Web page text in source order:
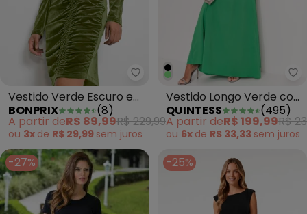
bonprix - Vestido Verde Escuro
Vestido Verde Escuro em
Malha Plush
BONPRIX (8)
A partir deR$ 89,99R$ 229,99
ou 3x de R$ 29,99 sem juros
Vestido Longo Verde com
Cinto
QUINTESS (495)
A partir deR$ 199,99R$
ou 6x de R$ 33,33 sem juros
-27% -25%